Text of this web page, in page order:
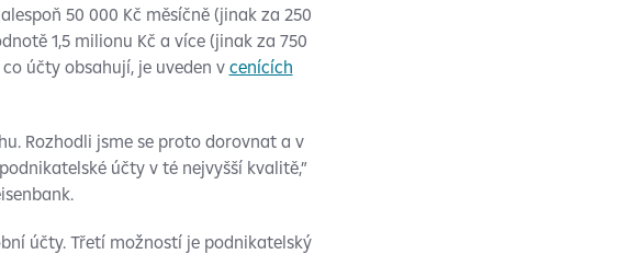
50 000 Kč měsíčně (jinak za 250
1,5 milionu Kč a více (jinak za 750
účty obsahují, je uveden v cenících
Rozhodli jsme se proto dorovnat a v
účty v té nejvyšší kvalitě,”
účty. Třetí možností je podnikatelský